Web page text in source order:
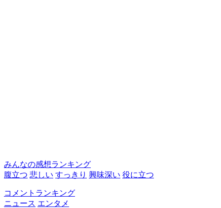
みんなの感想ランキング
腹立つ 悲しい すっきり 興味深い 役に立つ
コメントランキング
ニュース エンタメ